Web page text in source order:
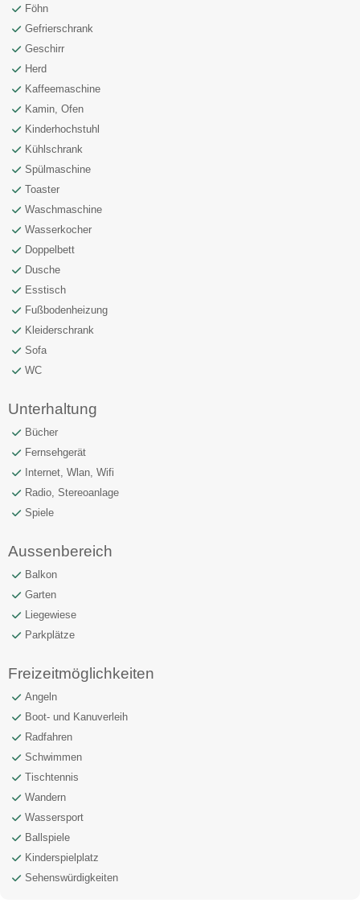
Föhn
Gefrierschrank
Geschirr
Herd
Kaffeemaschine
Kamin, Ofen
Kinderhochstuhl
Kühlschrank
Spülmaschine
Toaster
Waschmaschine
Wasserkocher
Doppelbett
Dusche
Esstisch
Fußbodenheizung
Kleiderschrank
Sofa
WC
Unterhaltung
Bücher
Fernsehgerät
Internet, Wlan, Wifi
Radio, Stereoanlage
Spiele
Aussenbereich
Balkon
Garten
Liegewiese
Parkplätze
Freizeitmöglichkeiten
Angeln
Boot- und Kanuverleih
Radfahren
Schwimmen
Tischtennis
Wandern
Wassersport
Ballspiele
Kinderspielplatz
Sehenswürdigkeiten